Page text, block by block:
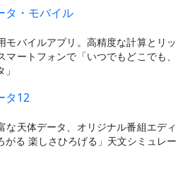
タ・モバイル
モバイルアプリ。高精度な計算とリッ
マートフォンで「いつでもどこでも、
タ12
な天体データ、オリジナル番組エディ
がる 楽しさひろげる」天文シミュレー